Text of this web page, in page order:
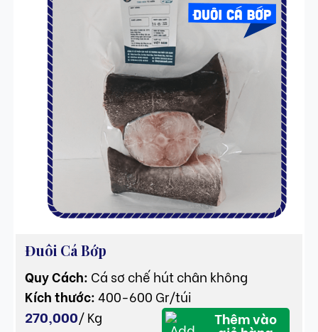
Đuôi Cá Bớp
Quy Cách: Cá sơ chế hút chân không
Kích thước:400-600 Gr/túi
270,000/Kg Thêm vào